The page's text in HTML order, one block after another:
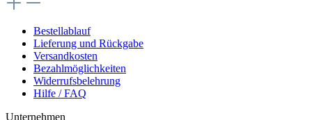
Bestellablauf
Lieferung und Rückgabe
Versandkosten
Bezahlmöglichkeiten
Widerrufsbelehrung
Hilfe / FAQ
Unternehmen